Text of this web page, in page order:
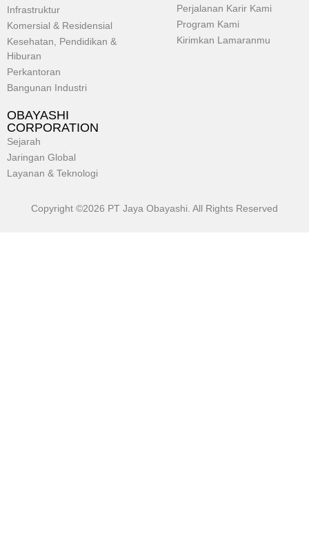
Infrastruktur
Komersial & Residensial
Kesehatan, Pendidikan &
Hiburan
Perkantoran
Bangunan Industri
Perjalanan Karir Kami
Program Kami
Kirimkan Lamaranmu
OBAYASHI
CORPORATION
Sejarah
Jaringan Global
Layanan & Teknologi
Copyright ©2026 PT Jaya Obayashi. All Rights Reserved